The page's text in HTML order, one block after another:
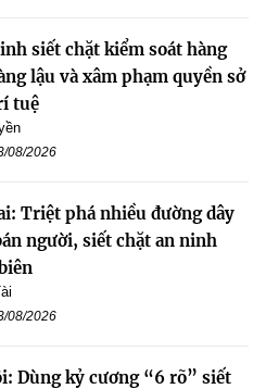
siết chặt kiểm soát hàng
lậu và xâm phạm quyền sở
tuệ
08/2026
Triệt phá nhiều đường dây
người, siết chặt an ninh
08/2026
Dùng kỷ cương “6 rõ” siết